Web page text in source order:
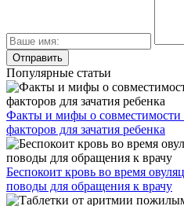
Популярные статьи
Факты и мифы о совместимости
факторов для зачатия ребенка
Беспокоит кровь во время
поводы для обращения к врачу